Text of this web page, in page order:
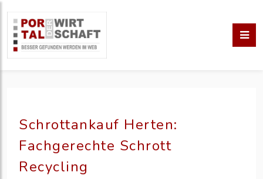
Schrottankauf Herten:
Fachgerechte Schrott
Recycling